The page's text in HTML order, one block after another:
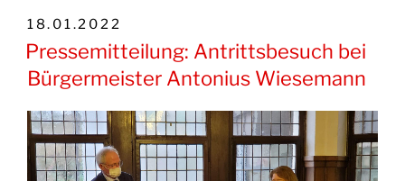
VERÖFFENTLICHT
AM
18.01.2022
Pressemitteilung: Antrittsbesuch bei
Bürgermeister Antonius Wiesemann